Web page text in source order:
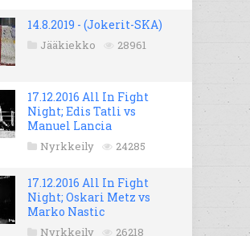
14.8.2019 - (Jokerit-SKA)
Jääkiekko 28961
17.12.2016 All In Fight
Night; Edis Tatli vs
Manuel Lancia
Nyrkkeily 24285
17.12.2016 All In Fight
Night; Oskari Metz vs
Marko Nastic
Nyrkkeily 26218